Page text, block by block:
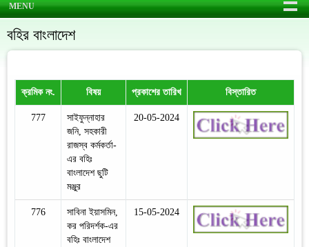
MENU
বহির বাংলাদেশ
ক্রমিক নং. বিষয় প্রকাশের তারিখ বিস্তারিত
777
সাইফুন্নাহার
জনি, সহকারী
রাজস্ব কর্মকর্তা-
এর বহিঃ
বাংলাদেশ ছুটি
মঞ্জুর
20-05-2024
776
সাবিনা ইয়াসমিন,
কর পরিদর্শক-এর
বহিঃ বাংলাদেশ
15-05-2024